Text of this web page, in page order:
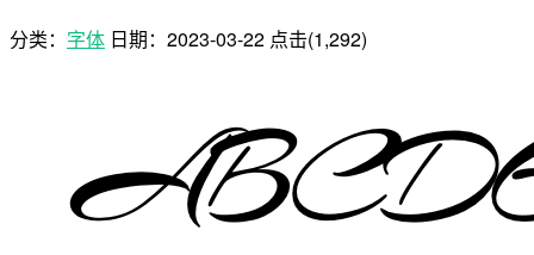
分类： 字体 日期： 2023-03-22 点击(1,292)